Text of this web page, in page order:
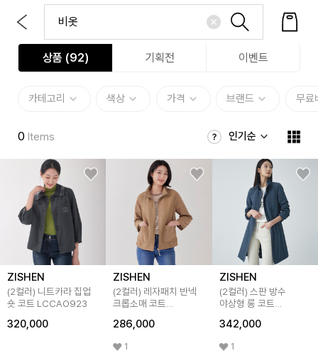
상품 (92) 기획전 이벤트
카테고리 색상 가격 브랜드 무료
0 Items 인기순
ZISHEN
(2컬러) 니트카라 집업
숏 코트 LCCAO923
320,000
ZISHEN
(2컬러) 레자패치 반넥
크롭소매 코트
286,000
1
ZISHEN
(2컬러) 스판 방수
야상형 롱 코트
342,000
1